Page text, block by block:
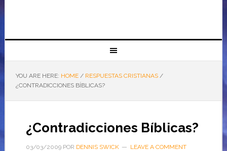
YOU ARE HERE: HOME / RESPUESTAS CRISTIANAS /
¿CONTRADICCIONES BÍBLICAS?
¿Contradicciones Bíblicas?
03/03/2009POR DENNIS SWICK LEAVE A COMMENT